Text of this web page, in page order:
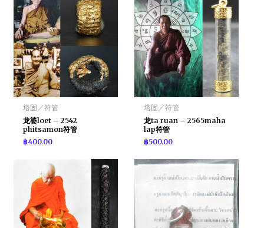
塔固／符管
龙婆loet – 2542
phitsamon符管
฿400.00
塔固／符管
龙ta ruan – 2565maha
lap符管
฿500.00